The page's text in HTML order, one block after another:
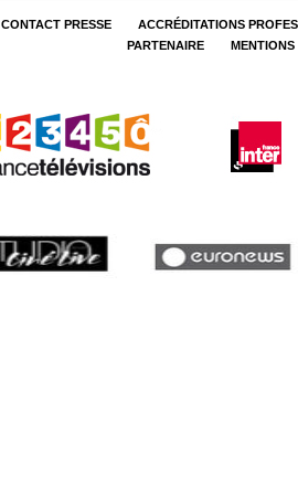
CONTACT PRESSE
ACCRÉDITATIONS
PARTENAIRE